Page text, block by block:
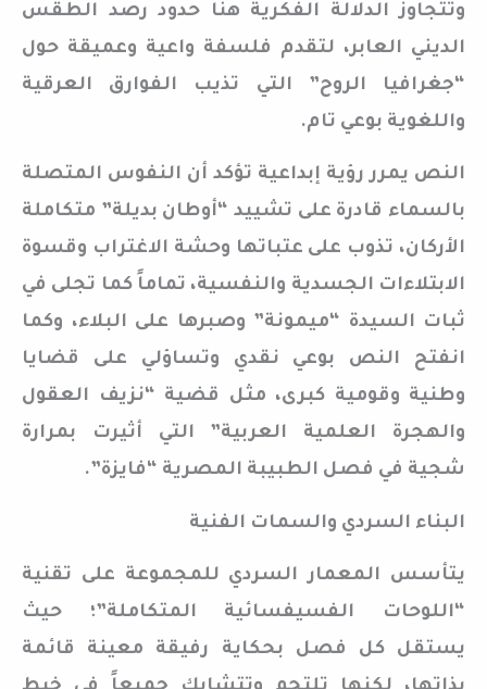
وتتجاوز الدلالة الفكرية هنا حدود رصد الطقس
الديني العابر، لتقدم فلسفة واعية وعميقة حول
“جغرافيا الروح” التي تذيب الفوارق العرقية
واللغوية بوعي تام.
النص يمرر رؤية إبداعية تؤكد أن النفوس المتصلة
بالسماء قادرة على تشييد “أوطان بديلة” متكاملة
الأركان، تذوب على عتباتها وحشة الاغتراب وقسوة
الابتلاءات الجسدية والنفسية، تماماً كما تجلى في
ثبات السيدة “ميمونة” وصبرها على البلاء، وكما
انفتح النص بوعي نقدي وتساؤلي على قضايا
وطنية وقومية كبرى، مثل قضية “نزيف العقول
والهجرة العلمية العربية” التي أثيرت بمرارة
شجية في فصل الطبيبة المصرية “فايزة”.
البناء السردي والسمات الفنية
يتأسس المعمار السردي للمجموعة على تقنية
“اللوحات الفسيفسائية المتكاملة”؛ حيث
يستقل كل فصل بحكاية رفيقة معينة قائمة